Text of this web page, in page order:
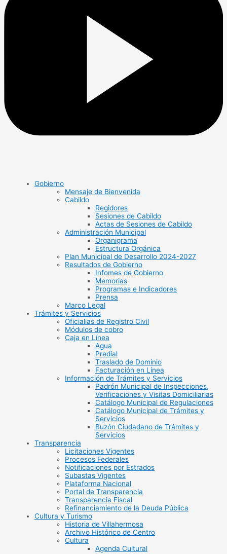
Gobierno
Mensaje de Bienvenida
Cabildo
Regidores
Sesiones de Cabildo
Actas de Sesiones de Cabildo
Administración Municipal
Organigrama
Estructura Orgánica
Plan Municipal de Desarrollo 2024-2027
Resultados de Gobierno
Infomes de Gobierno
Memorias
Programas e Indicadores
Prensa
Marco Legal
Trámites y Servicios
Oficialias de Registro Civil
Módulos de cobro
Caja en Línea
Agua
Predial
Traslado de Dominio
Facturación en Línea
Información de Trámites y Servicios
Padrón Municipal de Inspecciones,
Verificaciones y Visitas Domiciliarias
Catálogo Municipal de Regulaciones
Catálogo Municipal de Trámites y
Servicios
Buzón Ciudadano de Trámites y
Servicios
Transparencia
Licitaciones Vigentes
Procesos Federales
Notificaciones por Estrados
Subastas Vigentes
Plataforma Nacional
Portal de Transparencia
Transparencia Fiscal
Refinanciamiento de la Deuda Pública
Cultura y Turismo
Historia de Villahermosa
Archivo Histórico de Centro
Cultura
Agenda Cultural